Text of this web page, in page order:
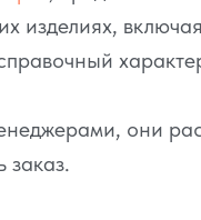
изделиях,
они
заказ.